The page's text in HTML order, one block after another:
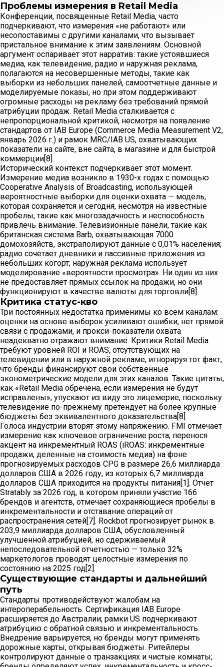
Проблемы измерения в Retail Media
Конференции, посвященные Retail Media, часто
подчеркивают, что измерения «не работают» или
несопоставимы с другими каналами, что вызывает
пристальное внимание к этим заявлениям. Основной
аргумент оспаривает этот нарратив: такие устоявшиеся
медиа, как телевидение, радио и наружная реклама,
полагаются на несовершенные методы, такие как
выборки из небольших панелей, самоотчетные данные и
моделируемые показы, но при этом поддерживают
огромные расходы на рекламу без требований прямой
атрибуции продаж. Retail Media сталкивается с
непропорциональной критикой, несмотря на появление
стандартов от IAB Europe (Commerce Media Measurement V2,
январь 2026 г.) и рамок MRC/IAB US, охватывающих
показатели на сайте, вне сайта, в магазине и для быстрой
коммерции[8].
Исторический контекст подчеркивает этот момент.
Измерение медиа возникло в 1930-х годах с помощью
Cooperative Analysis of Broadcasting, использующей
вероятностные выборки для оценки охвата — модель,
которая сохраняется и сегодня, несмотря на известные
пробелы, такие как многозадачность и неспособность
привлечь внимание. Телевизионные панели, такие как
британская система Barb, охватывающая 7000
домохозяйств, экстраполируют данные с 0,01% населения;
радио сочетает дневники и пассивные приложения из
небольших когорт; наружная реклама использует
моделирование «вероятности просмотра». Ни один из них
не предоставляет прямых ссылок на продажи, но они
функционируют в качестве валюты для торговли[8].
Критика статус-кво
Три постоянных недостатка применимы ко всем каналам:
оценки на основе выборок усиливают ошибки, нет прямой
связи с продажами, и прокси-показатели охвата
неадекватно отражают внимание. Критики Retail Media
требуют уровней ROI и ROAS, отсутствующих на
телевидении или в наружной рекламе, игнорируя тот факт,
что бренды финансируют свои собственные
эконометрические модели для этих каналов. Такие цитаты,
как «Retail Media обречена, если измерения не будут
исправлены», упускают из виду это лицемерие, поскольку
телевидение по-прежнему претендует на более крупные
бюджеты без эквивалентного доказательства[8].
Голоса индустрии вторят этому напряжению. FMI отмечает
измерение как ключевое ограничение роста, перенося
акцент на инкрементный ROAS (iROAS: инкрементные
продажи, деленные на стоимость медиа) на фоне
прогнозируемых расходов CPG в размере 26,6 миллиарда
долларов США в 2026 году, из которых 6,7 миллиарда
долларов США приходится на продукты питания[1]. Отчет
Stratably за 2026 год, в котором приняли участие 166
брендов и агентств, отмечает сохраняющиеся пробелы в
инкрементальности и отставание операций от
распространения сетей[7]. Rockbot прогнозирует рынок в
203,9 миллиарда долларов США, обусловленный
улучшенной атрибуцией, но сдерживаемый
непоследовательной отчетностью — только 32%
маркетологов проводят целостные измерения по
состоянию на 2025 год[2].
Существующие стандарты и дальнейший
путь
Стандарты противодействуют жалобам на
интероперабельность. Сертификация IAB Europe
расширяется до Австралии; рамки US подчеркивают
атрибуцию с обратной связью и инкрементальность.
Внедрение варьируется, но бренды могут применять
дорожные карты, открывая бюджеты. Ритейлеры
контролируют данные о транзакциях и чистые комнаты;